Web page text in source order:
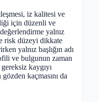
iz kalitesi ve
için düzenli ve
yalnız
risk düzeyi dikkate
yalnız başlığın adı
ve bulgunun zaman
kaygıyı
kaçmasını da